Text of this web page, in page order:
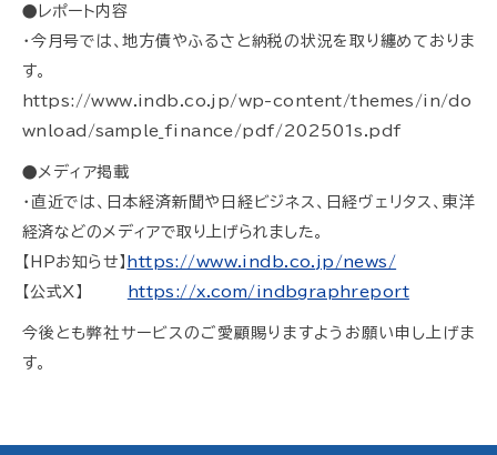
●レポート内容
・今月号では、地方債やふるさと納税の状況を取り纏めておりま
す。
https://www.indb.co.jp/wp-content/themes/in/do
wnload/sample_finance/pdf/202501s.pdf
●メディア掲載
・直近では、日本経済新聞や日経ビジネス、日経ヴェリタス、東洋
経済などのメディアで取り上げられました。
【HPお知らせ】 https://www.indb.co.jp/news/
【公式X】
https://x.com/indbgraphreport
今後とも弊社サービスのご愛顧賜りますようお願い申し上げま
す。